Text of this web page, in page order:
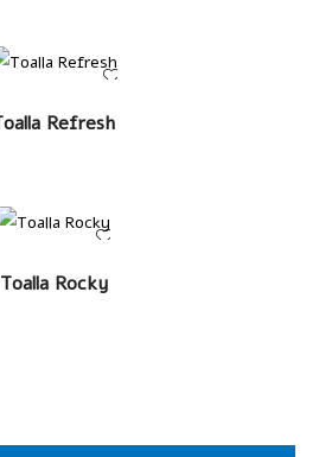
LEER MÁS
Refresh
LEER MÁS
Toalla Rocky